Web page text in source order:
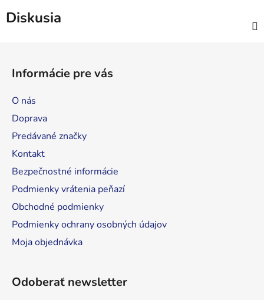
Diskusia
Informácie pre vás
O nás
Doprava
Predávané značky
Kontakt
Bezpečnostné informácie
Podmienky vrátenia peňazí
Obchodné podmienky
Podmienky ochrany osobných údajov
Moja objednávka
Odoberať newsletter